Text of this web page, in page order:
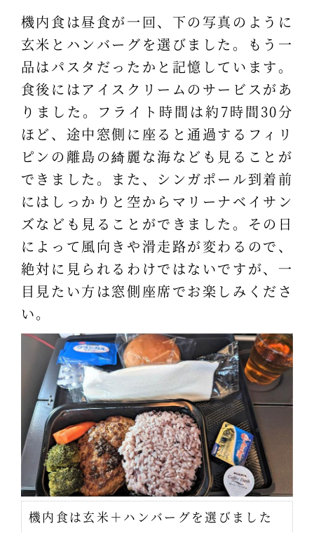
機内食は昼食が一回、下の写真のように
玄米とハンバーグを選びました。もう一
品はパスタだったかと記憶しています。
食後にはアイスクリームのサービスがあ
りました。フライト時間は約7時間30分
ほど、途中窓側に座ると通過するフィリ
ピンの離島の綺麗な海なども見ることが
できました。また、シンガポール到着前
にはしっかりと空からマリーナベイサン
ズなども見ることができました。その日
によって風向きや滑走路が変わるので、
絶対に見られるわけではないですが、一
目見たい方は窓側座席でお楽しみくださ
い。
機内食は玄米＋ハンバーグを選びました